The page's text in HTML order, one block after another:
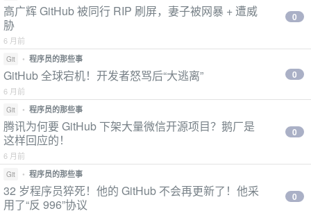
高广辉 GitHub 被同行 RIP 刷屏，妻子被网暴 + 遭威
胁
6 月前
0
Git • 程序员的那些事
GitHub 全球宕机！开发者怒骂后“大逃离”
6 月前
0
Git • 程序员的那些事
腾讯为何要 GitHub 下架大量微信开源项目？鹅厂是
这样回应的！
6 月前
0
Git • 程序员的那些事
32 岁程序员猝死！他的 GitHub 不会再更新了！他采
用了“反 996”协议
0